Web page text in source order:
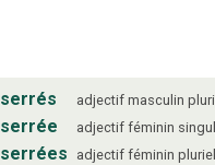
serrés adjectif masculin
serrée adjectif féminin
serrées adjectif féminin